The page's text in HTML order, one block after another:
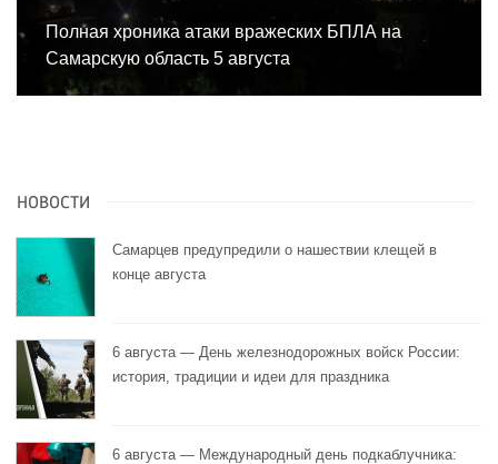
Полная хроника атаки вражеских БПЛА на
Самарскую область 5 августа
НОВОСТИ
Самарцев предупредили о нашествии клещей в
конце августа
6 августа — День железнодорожных войск России:
история, традиции и идеи для праздника
6 августа — Международный день подкаблучника: